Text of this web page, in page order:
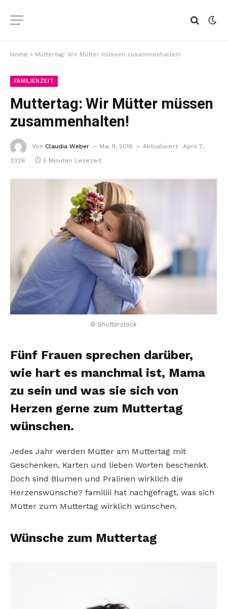
Home » Muttertag: Wir Mütter müssen zusammenhalten!
FAMILIENZEIT
Muttertag: Wir Mütter müssen
zusammenhalten!
Von Claudia Weber Mai 9, 2018 Aktualisiert: April 7,
2026
5 Minuten Lesezeit
© Shutterstock
Fünf Frauen sprechen darüber,
wie hart es manchmal ist, Mama
zu sein und was sie sich von
Herzen gerne zum Muttertag
wünschen.
Jedes Jahr werden Mütter am Muttertag mit
Geschenken, Karten und lieben Worten beschenkt.
Doch sind Blumen und Pralinen wirklich die
Herzenswünsche? familiii hat nachgefragt, was sich
Mütter zum Muttertag wirklich wünschen.
Wünsche zum Muttertag